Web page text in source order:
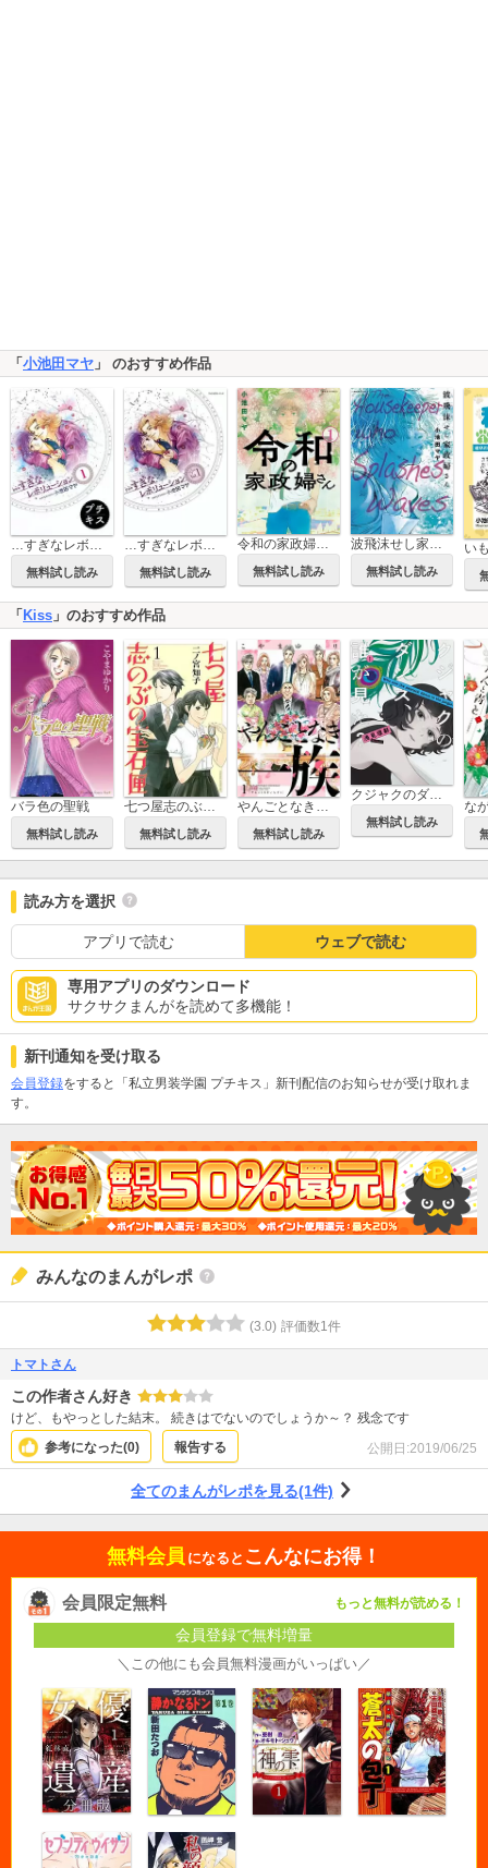
「 小池田マヤ 」 のおすすめ作品
…すぎなレボリューション プチキス
無料試し読み
…すぎなレボリューション
無料試し読み 無料試し読み 無料試し読み
「 Kiss 」のおすすめ作品
バラ色の聖戦
無料試し読み
七つ屋志のぶの宝石匣
無料試し読み
やんごとなき一族
無料試し読み
クジャクのダンス、誰が見た？
無料試し読み
読み方を選択
アプリで読む ウェブで読む
専用アプリのダウンロード
サクサクまんがを読めて多機能！
新刊通知を受け取る
会員登録をすると「私立男装学園 プチキス」新刊配信のお知らせが受け取れま
す。
みんなのまんがレポ
(3.0) 評価数1 件
トマトさん
この作者さん好き
けど、もやっとした結末。 続きはでないのでしょうか～？ 残念です
参考になった(0) 報告する 公開日:2019/06/25
全てのまんがレポを見る(1件)
無料会員 になると こんなにお得！
会員限定無料 もっと無料が読める！
会員登録で無料増量
＼この他にも会員無料漫画がいっぱい／